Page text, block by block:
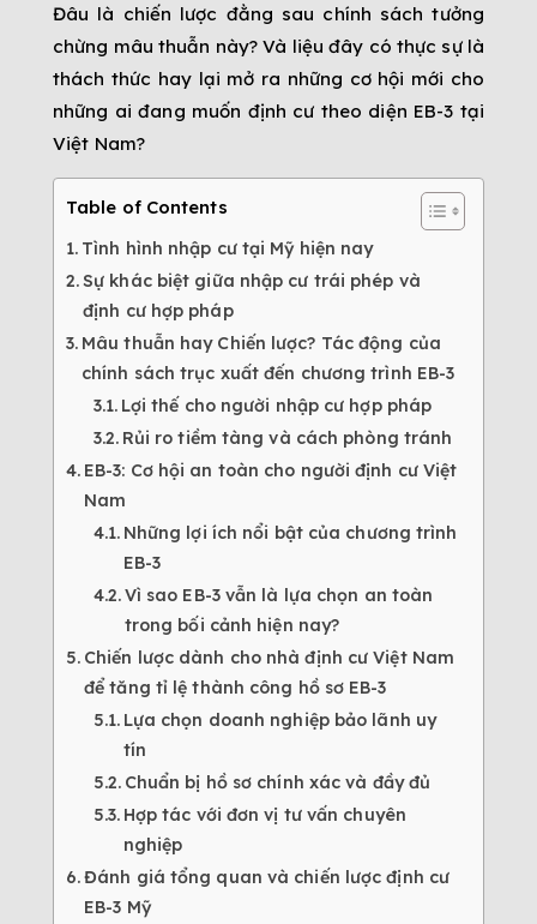
Đâu là chiến lược đằng sau chính sách tưởng
chừng mâu thuẫn này? Và liệu đây có thực sự là
thách thức hay lại mở ra những cơ hội mới cho
những ai đang muốn định cư theo diện EB-3 tại
Việt Nam?
Table of Contents
Tình hình nhập cư tại Mỹ hiện nay
Sự khác biệt giữa nhập cư trái phép và
định cư hợp pháp
Mâu thuẫn hay Chiến lược? Tác động của
chính sách trục xuất đến chương trình EB-3
Lợi thế cho người nhập cư hợp pháp
Rủi ro tiềm tàng và cách phòng tránh
EB-3: Cơ hội an toàn cho người định cư Việt
Nam
Những lợi ích nổi bật của chương trình
EB-3
Vì sao EB-3 vẫn là lựa chọn an toàn
trong bối cảnh hiện nay?
Chiến lược dành cho nhà định cư Việt Nam
để tăng tỉ lệ thành công hồ sơ EB-3
Lựa chọn doanh nghiệp bảo lãnh uy
tín
Chuẩn bị hồ sơ chính xác và đầy đủ
Hợp tác với đơn vị tư vấn chuyên
nghiệp
Đánh giá tổng quan và chiến lược định cư
EB-3 Mỹ